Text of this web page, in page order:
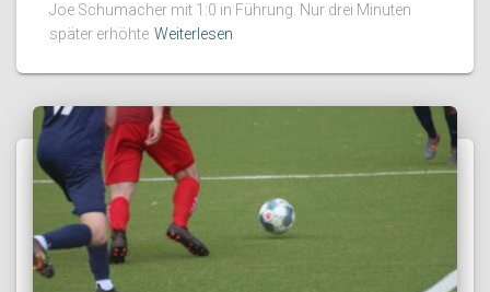
Joe Schumacher mit 1:0 in Führung. Nur drei Minuten
später erhöhte Weiterlesen